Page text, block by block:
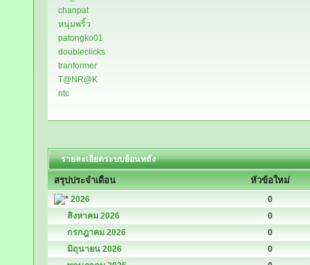
chanpat
หนุ่มพริ้ว
patongko01
doubleclicks
tranformer
T@NR@K
ntc
รายละเอียดระบบย้อนหลัง
สรุปประจำเดือน หัวข้อใหม่
2026
0
สิงหาคม 2026
0
กรกฎาคม 2026
0
มิถุนายน 2026
0